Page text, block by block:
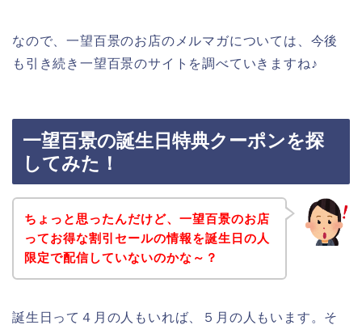
なので、一望百景のお店のメルマガについては、今後
も引き続き一望百景のサイトを調べていきますね♪
一望百景の誕生日特典クーポンを探
してみた！
ちょっと思ったんだけど、一望百景のお店
ってお得な割引セールの情報を誕生日の人
限定で配信していないのかな～？
誕生日って４月の人もいれば、５月の人もいます。そ